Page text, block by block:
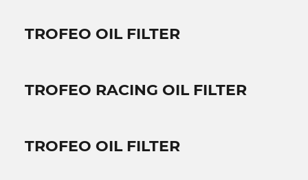
TROFEO OIL FILTER
TROFEO RACING OIL FILTER
TROFEO OIL FILTER